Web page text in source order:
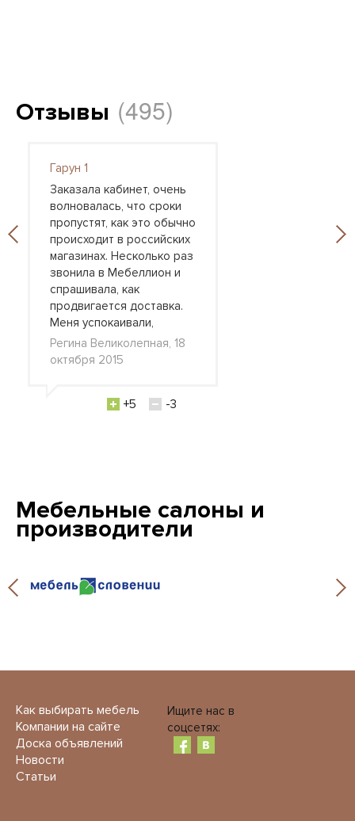
Отзывы (495)
Гарун 1
Заказала кабинет, очень
волновалась, что сроки
пропустят, как это обычно
происходит в российских
магазинах. Несколько раз
звонила в Мебеллион и
спрашивала, как
продвигается доставка.
Меня успокаивали,
Регина Великолепная, 18
октября 2015
+5 -3
Мебельные салоны и
производители
Как выбирать мебель
Компании на сайте
Доска объявлений
Новости
Статьи
Ищите нас в
соцсетях: